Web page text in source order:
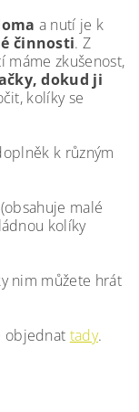
a nutí je k
činnosti. Z
máme zkušenost,
dokud ji
kolíky se
k různým
malé
kolíky
nim můžete hrát
objednat tady.